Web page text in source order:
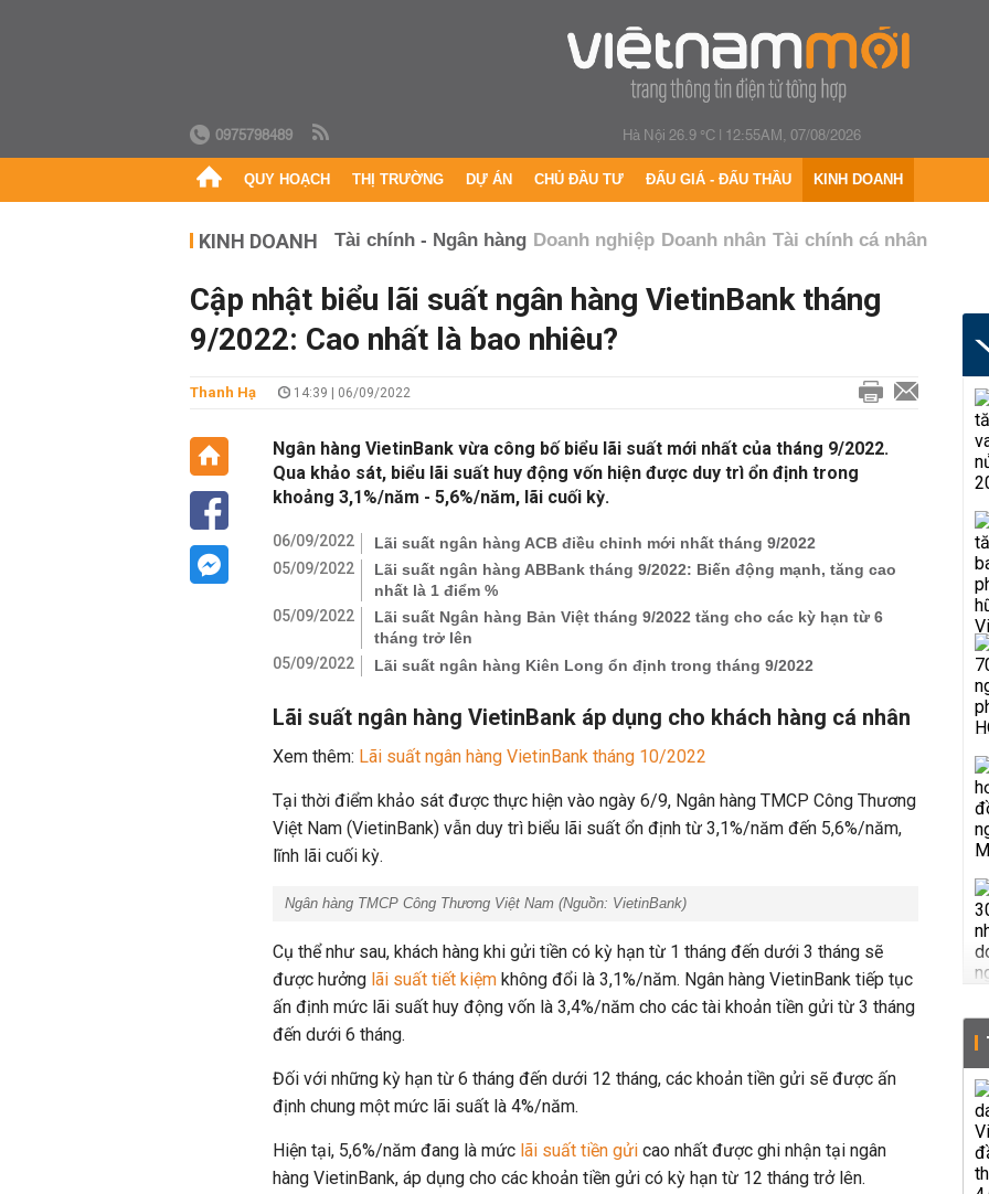
0975798489 Hà Nội 26.9 °C| 12:55AM, 07/08/2026
QUY HOẠCH THỊ TRƯỜNG DỰ ÁN CHỦ ĐẦU TƯ ĐẤU GIÁ - ĐẤU THẦU KINH DOANH
KINH DOANH Tài chính - Ngân hàng Doanh nghiệp Doanh nhân Tài chính cá nhân
Cập nhật biểu lãi suất ngân hàng VietinBank tháng
9/2022: Cao nhất là bao nhiêu?
Thanh Hạ 14:39 | 06/09/2022
Ngân hàng VietinBank vừa công bố biểu lãi suất mới nhất của tháng 9/2022.
Qua khảo sát, biểu lãi suất huy động vốn hiện được duy trì ổn định trong
khoảng 3,1%/năm - 5,6%/năm, lãi cuối kỳ.
06/09/2022
Lãi suất ngân hàng ACB điều chỉnh mới nhất tháng 9/2022
05/09/2022
Lãi suất ngân hàng ABBank tháng 9/2022: Biến động mạnh, tăng cao
nhất là 1 điểm %
05/09/2022
Lãi suất Ngân hàng Bản Việt tháng 9/2022 tăng cho các kỳ hạn từ 6
tháng trở lên
05/09/2022
Lãi suất ngân hàng Kiên Long ổn định trong tháng 9/2022
Lãi suất ngân hàng VietinBank áp dụng cho khách hàng cá nhân
Xem thêm: Lãi suất ngân hàng VietinBank tháng 10/2022
Tại thời điểm khảo sát được thực hiện vào ngày 6/9, Ngân hàng TMCP Công Thương
Việt Nam (VietinBank) vẫn duy trì biểu lãi suất ổn định từ 3,1%/năm đến 5,6%/năm,
lĩnh lãi cuối kỳ.
Ngân hàng TMCP Công Thương Việt Nam (Nguồn: VietinBank)
Cụ thể như sau, khách hàng khi gửi tiền có kỳ hạn từ 1 tháng đến dưới 3 tháng sẽ
được hưởng lãi suất tiết kiệm không đổi là 3,1%/năm. Ngân hàng VietinBank tiếp tục
ấn định mức lãi suất huy động vốn là 3,4%/năm cho các tài khoản tiền gửi từ 3 tháng
đến dưới 6 tháng.
Đối với những kỳ hạn từ 6 tháng đến dưới 12 tháng, các khoản tiền gửi sẽ được ấn
định chung một mức lãi suất là 4%/năm.
Hiện tại, 5,6%/năm đang là mức lãi suất tiền gửi cao nhất được ghi nhận tại ngân
hàng VietinBank, áp dụng cho các khoản tiền gửi có kỳ hạn từ 12 tháng trở lên.